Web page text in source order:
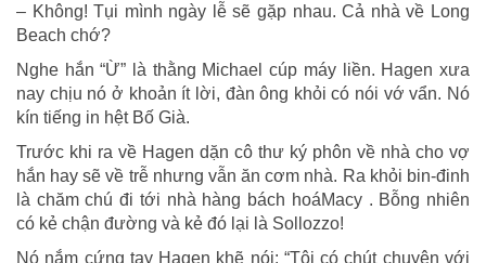
– Không! Tụi mình ngày lễ sẽ gặp nhau. Cả nhà về Long
Beach chớ?
Nghe hắn “Ừ” là thằng Michael cúp máy liền. Hagen xưa
nay chịu nó ở khoản ít lời, đàn ông khỏi có nói vớ vẩn. Nó
kín tiếng in hệt Bố Già.
Trước khi ra về Hagen dặn cô thư ký phôn về nhà cho vợ
hắn hay sẽ về trễ nhưng vẫn ăn cơm nhà. Ra khỏi bin-đinh
là chăm chú đi tới nhà hàng bách hoáMacy . Bỗng nhiên
có kẻ chận đường và kẻ đó lại là Sollozzo!
Nó nắm cứng tay Hagen khẽ nói: “Tôi có chút chuyện với